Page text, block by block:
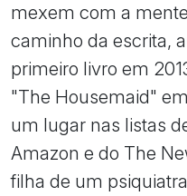
mexem com a
caminho da escrita,
primeiro livro em
"The Housemaid"
um lugar nas listas
Amazon e do The
filha de um